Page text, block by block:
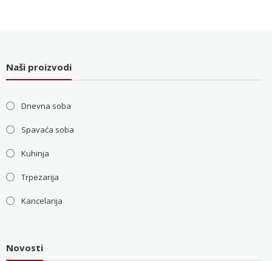
Naši proizvodi
Dnevna soba
Spavaća soba
Kuhinja
Trpezarija
Kancelarija
Novosti